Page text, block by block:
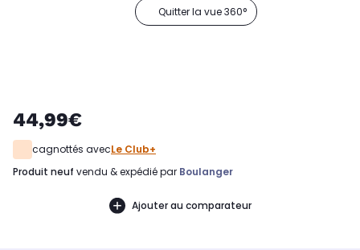
Quitter la vue 360°
44,99€
cagnottés avecLe Club+
produit neuf vendu & expédié par Boulanger
Ajouter au comparateur